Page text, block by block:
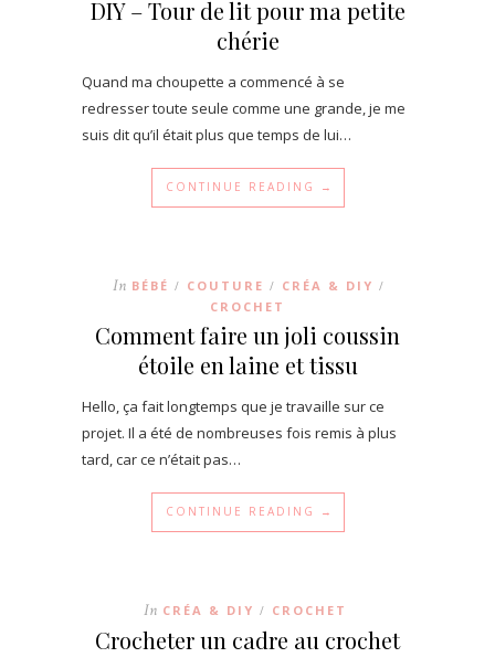
DIY – Tour de lit pour ma petite
chérie
Quand ma choupette a commencé à se
redresser toute seule comme une grande, je me
suis dit qu’il était plus que temps de lui…
CONTINUE READING →
In BÉBÉ / COUTURE / CRÉA & DIY /
CROCHET
Comment faire un joli coussin
étoile en laine et tissu
Hello, ça fait longtemps que je travaille sur ce
projet. Il a été de nombreuses fois remis à plus
tard, car ce n’était pas…
CONTINUE READING →
In CRÉA & DIY / CROCHET
Crocheter un cadre au crochet